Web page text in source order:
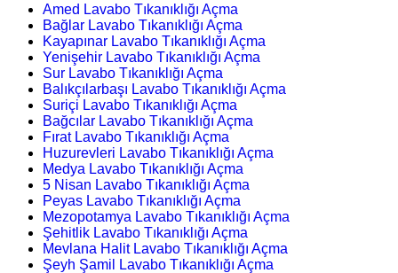
Amed Lavabo Tıkanıklığı Açma
Bağlar Lavabo Tıkanıklığı Açma
Kayapınar Lavabo Tıkanıklığı Açma
Yenişehir Lavabo Tıkanıklığı Açma
Sur Lavabo Tıkanıklığı Açma
Balıkçılarbaşı Lavabo Tıkanıklığı Açma
Suriçi Lavabo Tıkanıklığı Açma
Bağcılar Lavabo Tıkanıklığı Açma
Fırat Lavabo Tıkanıklığı Açma
Huzurevleri Lavabo Tıkanıklığı Açma
Medya Lavabo Tıkanıklığı Açma
5 Nisan Lavabo Tıkanıklığı Açma
Peyas Lavabo Tıkanıklığı Açma
Mezopotamya Lavabo Tıkanıklığı Açma
Şehitlik Lavabo Tıkanıklığı Açma
Mevlana Halit Lavabo Tıkanıklığı Açma
Şeyh Şamil Lavabo Tıkanıklığı Açma